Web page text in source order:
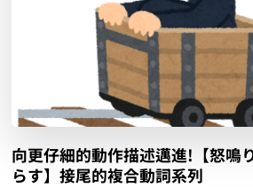
向更仔細的動作描述邁進!【怒鳴
らす】接尾的複合動詞系列